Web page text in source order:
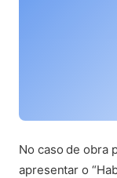
No caso de obra
apresentar o